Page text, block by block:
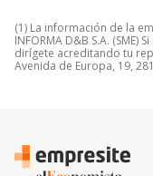
(1) La información de la
INFORMA D&B S.A.
dirígete acreditando tu
Avenida de Europa, 19,